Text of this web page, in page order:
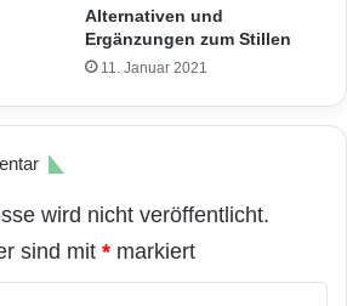
Alternativen und
Ergänzungen zum Stillen
11. Januar 2021
wird nicht veröffentlicht.
sind mit * markiert